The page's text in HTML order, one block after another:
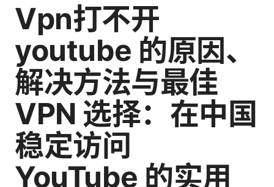
Vpn打不开
youtube 的原因、
解决方法与最佳
VPN 选择：在中国
稳定访问
YouTube 的实用